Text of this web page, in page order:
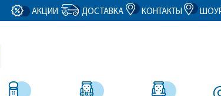
= clientID; });
АКЦИИ ДОСТАВКА КОНТАКТЫ